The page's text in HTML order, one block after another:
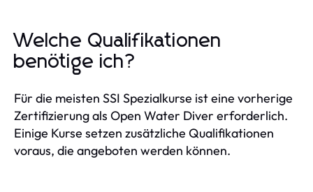
Welche Qualifikationen
benötige ich?
Für die meisten SSI Spezialkurse ist eine vorherige
Zertifizierung als Open Water Diver erforderlich.
Einige Kurse setzen zusätzliche Qualifikationen
voraus, die angeboten werden können.